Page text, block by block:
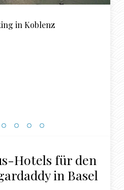
in Koblenz
Hotels für den
in Basel